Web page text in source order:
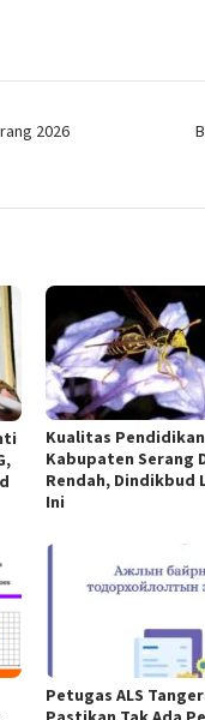
2026
Kualitas Pendidikan
Kabupaten Serang
Rendah, Dindikbud
Ini
Petugas ALS